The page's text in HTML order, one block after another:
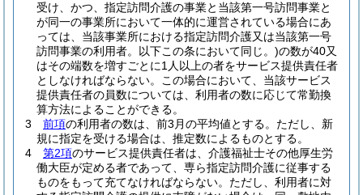
受け、かつ、指定訪問介護の事業と当該第一号訪問事業と
が同一の事業所において一体的に運営されている場合にあ
っては、当該事業所における指定訪問介護又は当該第一号
訪問事業の利用者。以下この条において同じ。)の数が40又
はその端数を増すごとに1人以上の者をサービス提供責任者
としなければならない。
この場合において、当該サービス
提供責任者の員数については、利用者の数に応じて常勤換
算方法によることができる。
3
前項の利用者の数は、前3月の平均値とする。 ただし、新
規に指定を受ける場合は、推定数によるものとする。
4
第2項のサービス提供責任者は、介護福祉士その他厚生労
働大臣が定める者であって、専ら指定訪問介護に従事する
ものをもって充てなければならない。 ただし、利用者に対